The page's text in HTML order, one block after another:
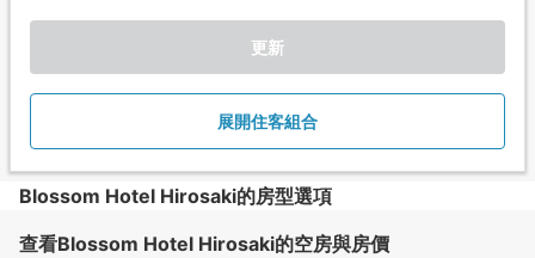
更新
展開住客組合
Blossom Hotel Hirosaki的房型選項
查看Blossom Hotel Hirosaki的空房與房價